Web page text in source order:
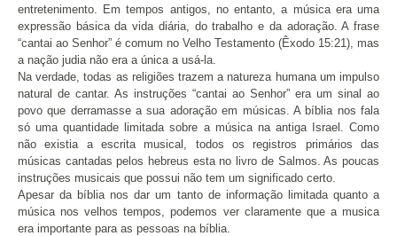
entretenimento. Em tempos antigos, no entanto, a música era uma
expressão básica da vida diária, do trabalho e da adoração. A frase
“cantai ao Senhor” é comum no Velho Testamento (Êxodo 15:21), mas
a nação judia não era a única a usá-la.
Na verdade, todas as religiões trazem a natureza humana um impulso
natural de cantar. As instruções “cantai ao Senhor” era um sinal ao
povo que derramasse a sua adoração em músicas. A bíblia nos fala
só uma quantidade limitada sobre a música na antiga Israel. Como
não existia a escrita musical, todos os registros primários das
músicas cantadas pelos hebreus esta no livro de Salmos. As poucas
instruções musicais que possui não tem um significado certo.
Apesar da bíblia nos dar um tanto de informação limitada quanto a
música nos velhos tempos, podemos ver claramente que a musica
era importante para as pessoas na bíblia.